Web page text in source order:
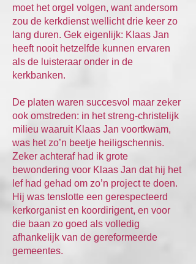
moet het orgel volgen, want andersom
zou de kerkdienst wellicht drie keer zo
lang duren. Gek eigenlijk: Klaas Jan
heeft nooit hetzelfde kunnen ervaren
als de luisteraar onder in de
kerkbanken.
De platen waren succesvol maar zeker
ook omstreden: in het streng-christelijk
milieu waaruit Klaas Jan voortkwam,
was het zo’n beetje heiligschennis.
Zeker achteraf had ik grote
bewondering voor Klaas Jan dat hij het
lef had gehad om zo’n project te doen.
Hij was tenslotte een gerespecteerd
kerkorganist en koordirigent, en voor
die baan zo goed als volledig
afhankelijk van de gereformeerde
gemeentes.